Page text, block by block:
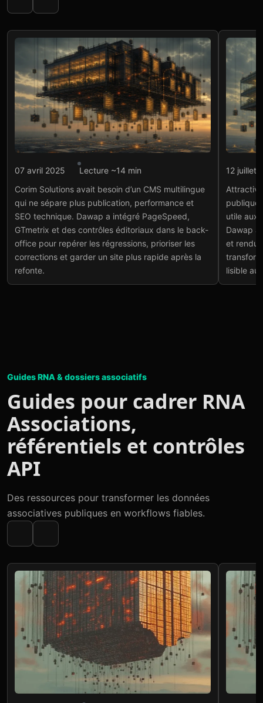
Intégration API
multilingue connecté aux
APIs SEO
Voir le projet→
07 avril 2025
Lecture ~14 min
Corim Solutions avait besoin d’un CMS multilingue
qui ne sépare plus publication, performance et
SEO technique. Dawap a intégré PageSpeed,
GTmetrix et des contrôles éditoriaux dans le back-
office pour repérer les régressions, prioriser les
corrections et garder un site plus rapide après la
refonte.
12 juillet
utile aux
Dawap a
et rendu
lisible au
Guides RNA & dossiers associatifs
Guides pour cadrer RNA
Associations,
référentiels et contrôles
API
Des ressources pour transformer les données
associatives publiques en workflows fiables.